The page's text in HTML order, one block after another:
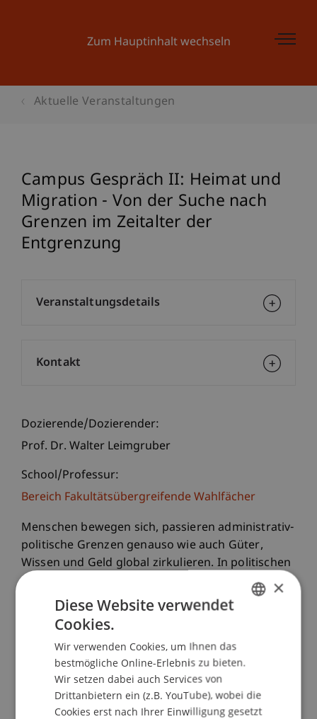
Zum Hauptinhalt wechseln
Aktuelle Veranstaltungen
Campus Gespräch II: Heimat und
Migration - Von der Suche nach
Grenzen im Zeitalter der
Entgrenzung
Dozierende/Dozierender:
Prof. Dr. Walter Leimgruber
School/Professur:
Bereich Fakultätsübergreifende Wahlfächer
Menschen bewegen sich, passieren administrativ-
politische Grenzen genauso wie auch Güter,
Wissen und Geld global zirkulieren. In politischen
und gesellschaftlichen Debatten wird Migration
derzeit meist als Krisenzustand bezeichnet.
Entsprechend mit negativer Konnotation
versehen und vereinfacht. Es lohnt sich, einen
kulturgeschichtlichen Blick auf
Migrationsprozesse gerade auch in unserer
Region zu werfen. Dabei zeigt sich, dass und wie
sich unser Blick und unsere Praxis der
Veranstaltungsdetails
Kontakt
×
Diese Website verwendet
Cookies.
Wir verwenden Cookies, um Ihnen das
bestmögliche Online-Erlebnis zu bieten.
Wir setzen dabei auch Services von
Drittanbietern ein (z.B. YouTube), wobei die
Cookies erst nach Ihrer Einwilligung gesetzt